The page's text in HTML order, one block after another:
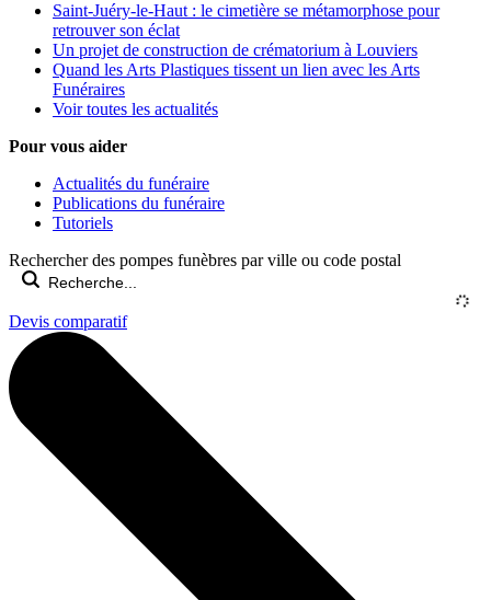
Saint-Juéry-le-Haut : le cimetière se métamorphose pour
retrouver son éclat
Un projet de construction de crématorium à Louviers
Quand les Arts Plastiques tissent un lien avec les Arts
Funéraires
Voir toutes les actualités
Pour vous aider
Actualités du funéraire
Publications du funéraire
Tutoriels
Rechercher des pompes funèbres par ville ou code postal
Devis comparatif